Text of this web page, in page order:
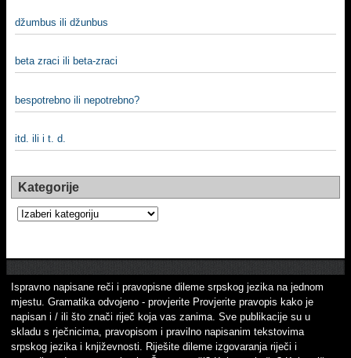
džumbus ili džunbus
beta zraci ili beta-zraci
bespotrebno ili nepotrebno?
itd. ili i t. d.
Kategorije
Kategorije
Ispravno napisane reči i pravopisne dileme srpskog jezika na jednom
mjestu. Gramatika odvojeno - provjerite Provjerite pravopis kako je
napisan i / ili što znači riječ koja vas zanima. Sve publikacije su u
skladu s rječnicima, pravopisom i pravilno napisanim tekstovima
srpskog jezika i književnosti. Riješite dileme izgovaranja riječi i